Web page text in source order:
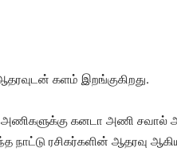
களம் இறங்குகிறது.
அணிகளுக்கு கனடா அணி சவால்
நாட்டு ரசிகர்களின் ஆதரவு